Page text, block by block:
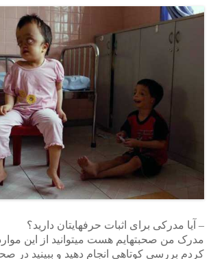
– آیا مدرکی برای اثبات حرفهایتان دارید؟
مدرک من صحبتهایم هست میتوانید از این
کردم بررسی کوتاهی انجام دهید و ببینید در